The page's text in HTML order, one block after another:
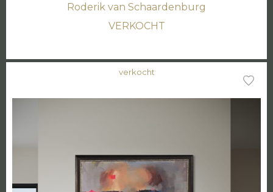
Roderik van Schaardenburg
VERKOCHT
verkocht